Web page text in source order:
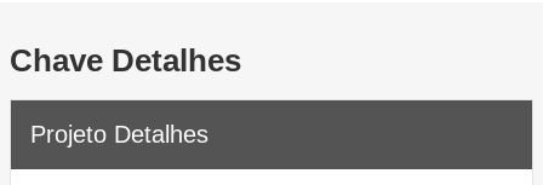
Chave Detalhes
Projeto Detalhes